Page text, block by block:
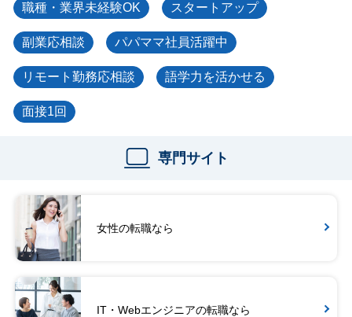
職種・業界未経験OK スタートアップ
副業応相談 パパママ社員活躍中
リモート勤務応相談 語学力を活かせる
面接1回
専門サイト
女性の転職なら
IT・Webエンジニアの転職なら